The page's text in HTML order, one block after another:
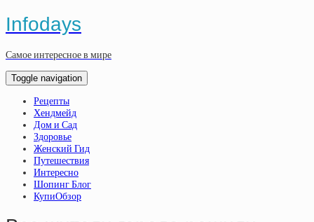
Infodays
Самое интересное в мире
Toggle navigation
Рецепты
Хендмейд
Дом и Сад
Здоровье
Женский Гид
Путешествия
Интересно
Шопинг Блог
КупиОбзор